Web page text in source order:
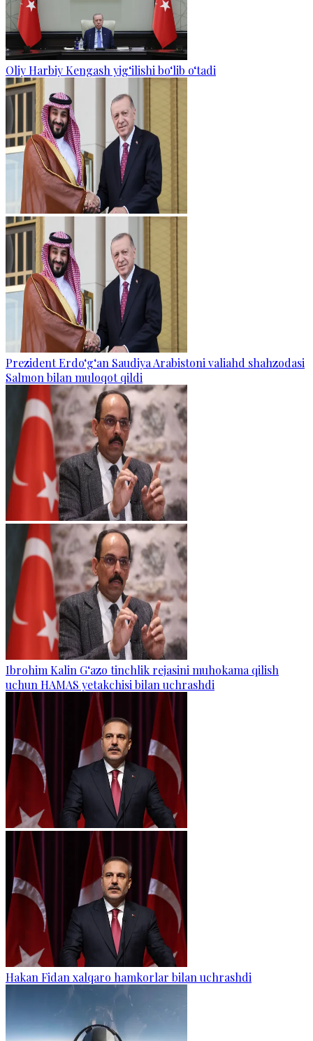
Oliy Harbiy Kengash yig‘ilishi bo‘lib o‘tadi
Prezident Erdo‘g‘an Saudiya Arabistoni valiahd shahzodasi
Salmon bilan muloqot qildi
Ibrohim Kalin G‘azo tinchlik rejasini muhokama qilish
uchun HAMAS yetakchisi bilan uchrashdi
Hakan Fidan xalqaro hamkorlar bilan uchrashdi